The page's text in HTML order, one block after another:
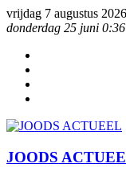
vrijdag 7 augustus 2026
donderdag 25 juni 0:36
JOODS